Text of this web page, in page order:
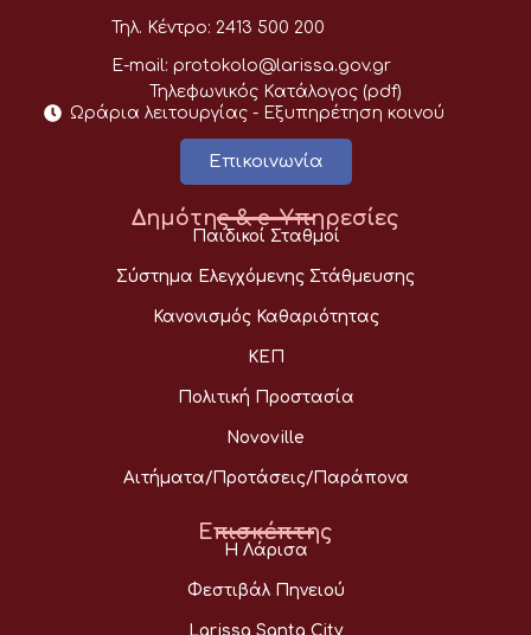
Τηλ. Κέντρο: 2413 500 200
E-mail: protokolo@larissa.gov.gr
Τηλεφωνικός Κατάλογος (pdf)
Ωράρια λειτουργίας - Eξυπηρέτηση κοινού
Επικοινωνία
Δημότης & e-Υπηρεσίες
Παιδικοί Σταθμοί
Σύστημα Ελεγχόμενης Στάθμευσης
Κανονισμός Καθαριότητας
ΚΕΠ
Πολιτική Προστασία
Novoville
Αιτήματα/Προτάσεις/Παράπονα
Επισκέπτης
Η Λάρισα
Φεστιβάλ Πηνειού
Larissa Santa City